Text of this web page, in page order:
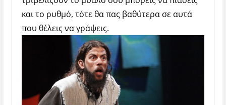
και το ρυθμό, τότε θα πας βαθύτερα σε αυτά
που θέλεις να γράψεις.